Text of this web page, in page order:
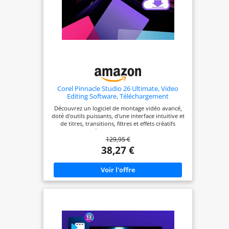
Corel Pinnacle Studio 26 Ultimate, Video
Editing Software, Téléchargement
Découvrez un logiciel de montage vidéo avancé,
doté d'outils puissants, d'une interface intuitive et
de titres, transitions, filtres et effets créatifs
permettant de réaliser des productions de niveau
professionnel, le tout avec une stabilité et des
performances incroyables Montez de manière
experte des vidéos HD, 4K et 360 sur un nombre
illimité de pistes, importez des vidéos 8K et
optimisez chaque paramètre de votre projet
(positionnement, couleur, transparence, etc.)
couleurs, le suivi d'objets intelligents, l'écran vert,
les modes de fusion, l'enregistrement d'écran, le
129,95 €
38,27 €